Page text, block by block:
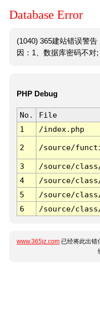
Database Error
(1040) 365建站错误警
因：1、数据库密码不对;
PHP Debug
No. File
1
/index.php
2 /source/
3 /source/
4
/source/
5
/source/
6
/source/
www.365jz.com 已经将此出错